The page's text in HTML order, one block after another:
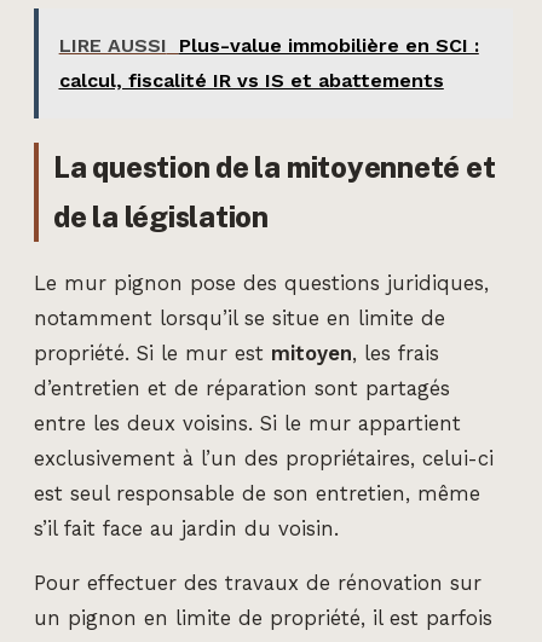
LIRE AUSSI
Plus-value immobilière en SCI :
calcul, fiscalité IR vs IS et abattements
La question de la mitoyenneté et
de la législation
Le mur pignon pose des questions juridiques,
notamment lorsqu’il se situe en limite de
propriété. Si le mur est mitoyen, les frais
d’entretien et de réparation sont partagés
entre les deux voisins. Si le mur appartient
exclusivement à l’un des propriétaires, celui-ci
est seul responsable de son entretien, même
s’il fait face au jardin du voisin.
Pour effectuer des travaux de rénovation sur
un pignon en limite de propriété, il est parfois